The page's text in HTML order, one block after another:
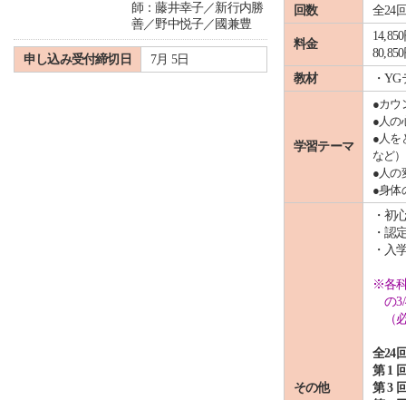
師：藤井幸子／新行内勝
善／野中悦子／國兼豊
申し込み受付締切日 7月 5日
回数
全24
料金
教材
・
学習テーマ
●カウ
●人の
●人を
など）
●人の
●身体
その他
・初
・認
・入
※各
の3/
（必
全24
第 1
第 3